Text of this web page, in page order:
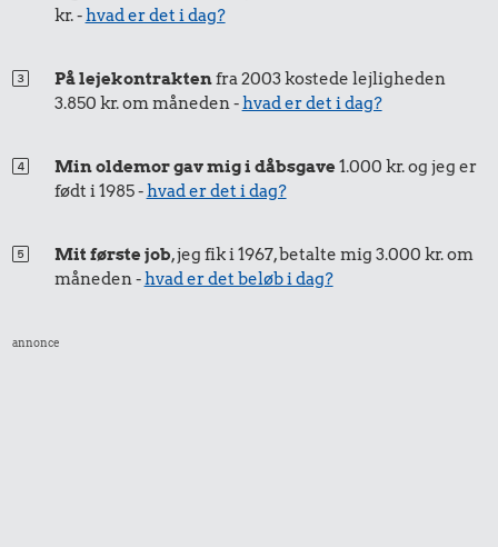
Priser i 2026
20 kr.
kr. -hvad er det i dag?
På lejekontraktenfra 2003 kostede lejligheden
3.850 kr. om måneden -hvad er det i dag?
Min oldemor gav mig i dåbsgave1.000 kr. og jeg er
født i 1985 -hvad er det i dag?
Mit første job, jeg fik i 1967, betalte mig 3.000 kr. om
måneden -hvad er det beløb i dag?
annonce